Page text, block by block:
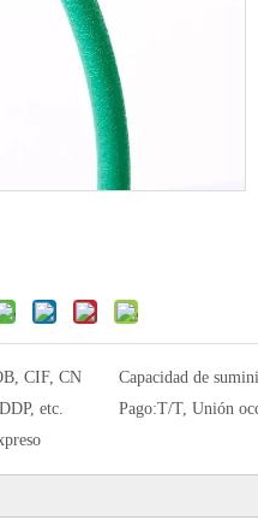
CIF, CN
etc.
Capacidad de
Pago:T/T, Unión